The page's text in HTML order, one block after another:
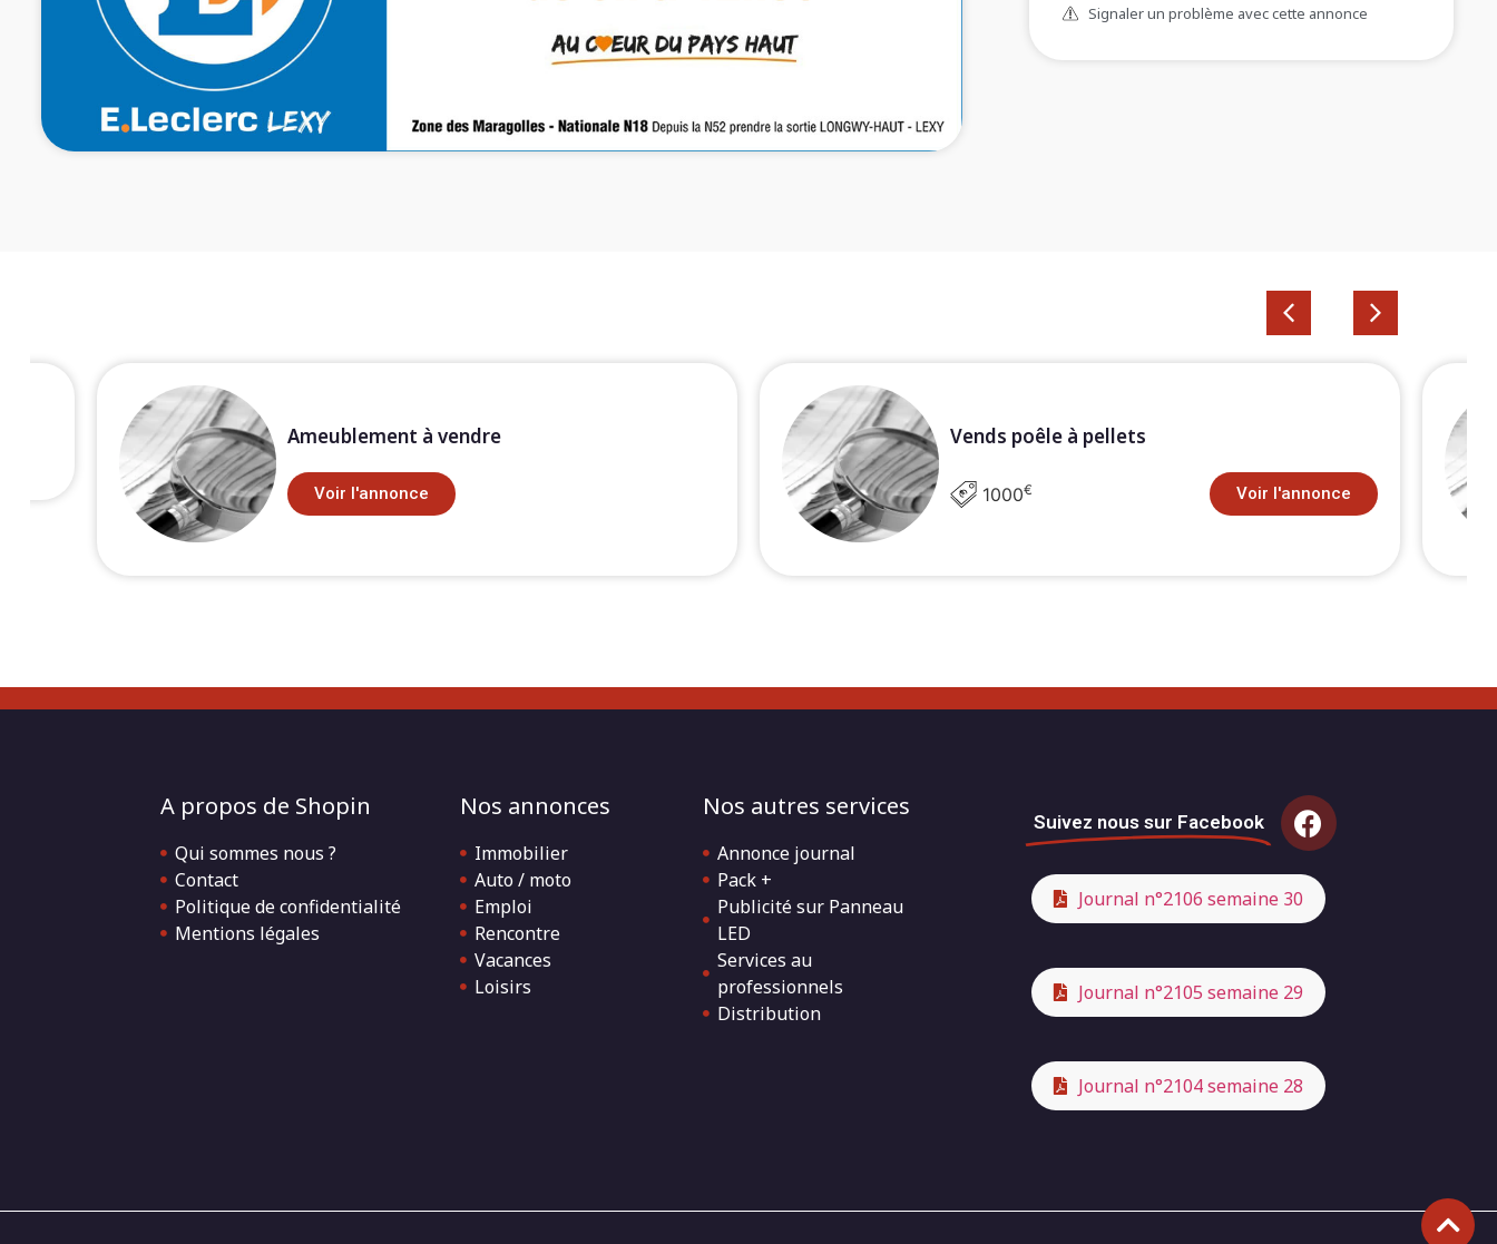
Signaler un problème avec cette annonce
Ameublement à vendre
Voir l'annonce
Vends poêle à pellets
1000€ Voir l'annonce
A propos de Shopin
Qui sommes nous ?
Contact
Politique de confidentialité
Mentions légales
Nos annonces
Immobilier
Auto / moto
Emploi
Rencontre
Vacances
Loisirs
Nos autres services
Annonce journal
Pack +
Publicité sur Panneau
LED
Services au
professionnels
Distribution
Suivez nous sur Facebook
Journal n°2106 semaine 30
Journal n°2105 semaine 29
Journal n°2104 semaine 28